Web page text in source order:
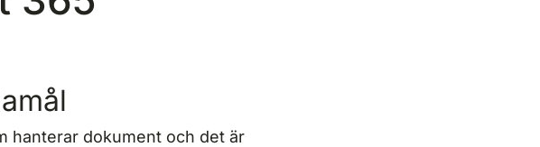
hanterar dokument och det är